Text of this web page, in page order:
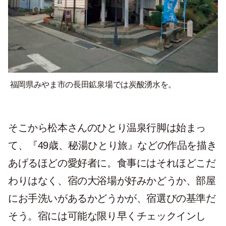
福岡県みやま市の長田鉱泉場では炭酸湧水を。
そこから松本さんのひとり温泉行脚は始まっ
て、『49歳、秘湯ひとり旅』などの作品を描き
あげるほどの愛好者に。食事にはそれほどこだ
わりはなく、宿の大浴場が好みかどうか、部屋
にお手洗いがあるかどうかが、宿選びの基準だ
そう。宿には可能な限り早くチェックインし